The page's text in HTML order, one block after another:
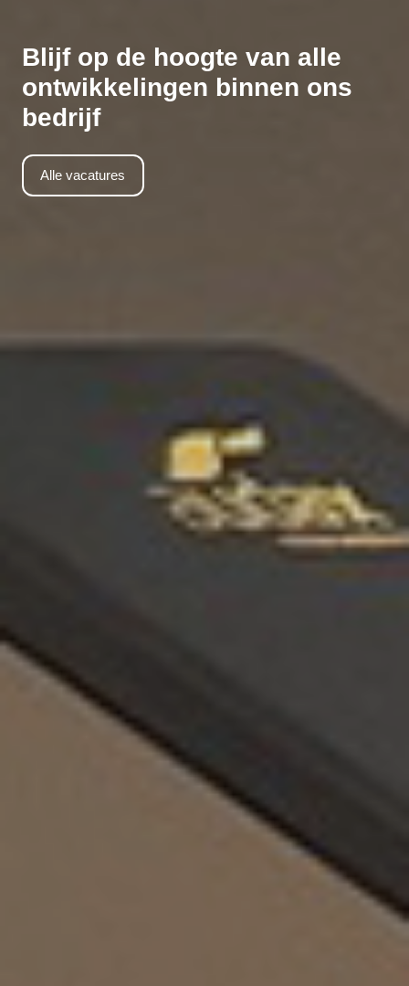
Blijf op de hoogte van alle
ontwikkelingen binnen ons
bedrijf
Alle vacatures